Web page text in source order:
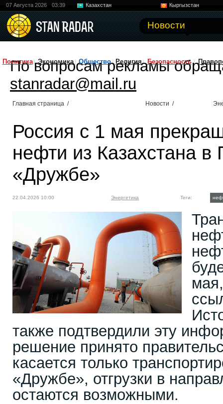
07 Августа 2026 03:39 Казахстан
Кыргызстан
Новости
Политика Экономика Общество Религия Безопасность
По вопросам рекламы
stanradar@mail.ru
Главная страница / Новости /
Россия с 1 мая
нефти из Казахстана
«Дружбе»
22.04.2026 10:00 Энергетика Теги:
также подтвердили эту
решение принято
касается только
«Дружбе», отгрузки в
остаются возможными.